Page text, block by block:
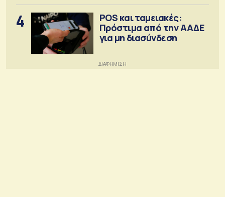
4
POS και ταμειακές:
Πρόστιμα από την ΑΑΔΕ
για μη διασύνδεση